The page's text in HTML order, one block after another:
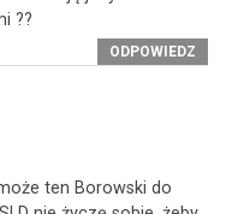
??
ODPOWIEDZ
ten Borowski do